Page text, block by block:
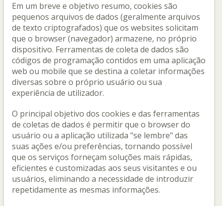
Em um breve e objetivo resumo, cookies são
pequenos arquivos de dados (geralmente arquivos
de texto criptografados) que os websites solicitam
que o browser (navegador) armazene, no próprio
dispositivo. Ferramentas de coleta de dados são
códigos de programação contidos em uma aplicação
web ou mobile que se destina a coletar informações
diversas sobre o próprio usuário ou sua
experiência de utilizador.
O principal objetivo dos cookies e das ferramentas
de coletas de dados é permitir que o browser do
usuário ou a aplicação utilizada "se lembre" das
suas ações e/ou preferências, tornando possível
que os serviços forneçam soluções mais rápidas,
eficientes e customizadas aos seus visitantes e ou
usuários, eliminando a necessidade de introduzir
repetidamente as mesmas informações.